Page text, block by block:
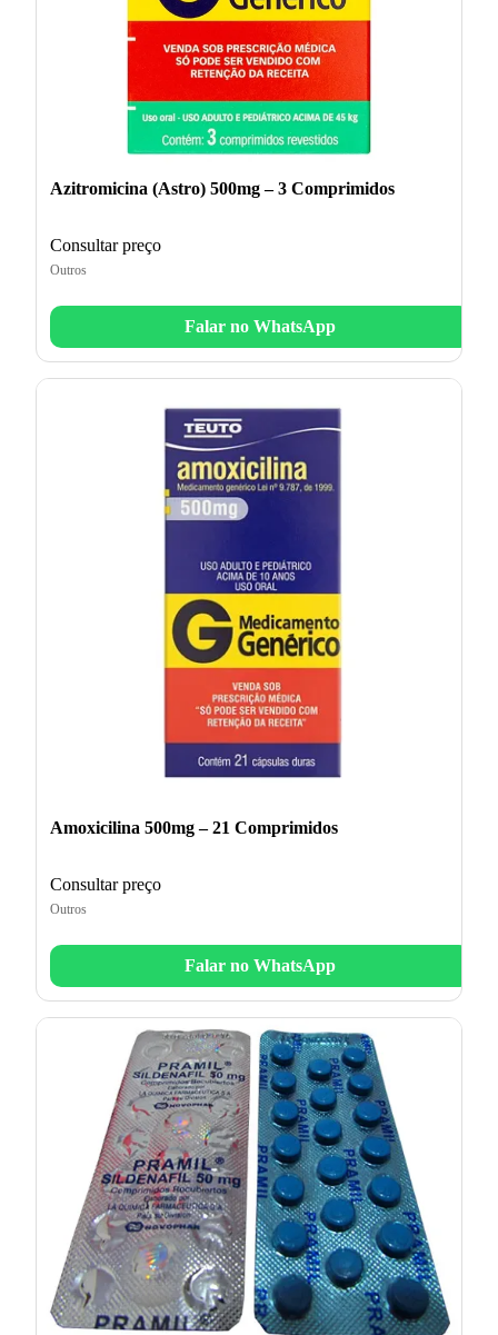
Azitromicina (Astro) 500mg – 3 Comprimidos
Consultar preço
Outros
Falar no WhatsApp
Amoxicilina 500mg – 21 Comprimidos
Consultar preço
Outros
Falar no WhatsApp